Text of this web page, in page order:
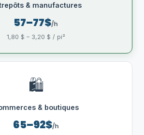
& manufactures
57–77$/h
1,80 $ – 3,20 $ / pi²
🛍️
& boutiques
65–92$/h